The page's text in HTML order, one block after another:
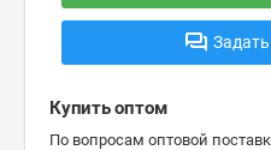
Купить оптом
По вопросам оптовой